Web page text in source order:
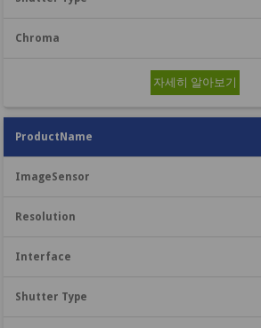
자세히 알아보기